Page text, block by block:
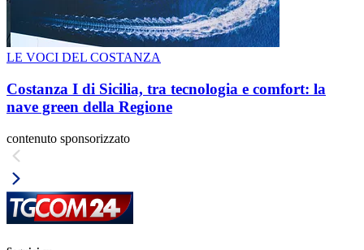
LE VOCI DEL COSTANZA
Costanza I di Sicilia, tra tecnologia e comfort: la
nave green della Regione
contenuto sponsorizzato